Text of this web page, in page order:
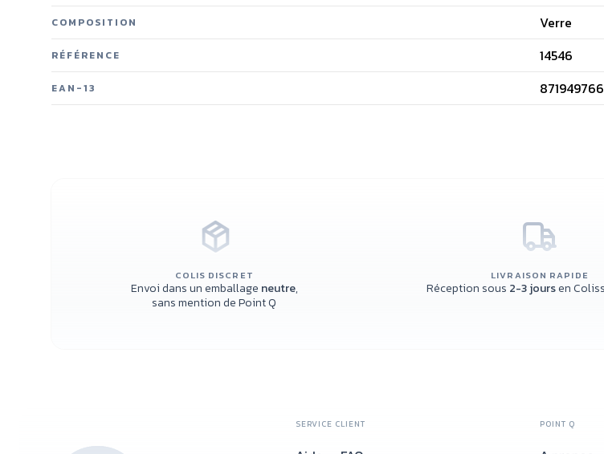
COMPOSITION Verre
RÉFÉRENCE 14546
EAN-13
COLIS DISCRET
Envoi dans un emballage neutre,
sans mention de Point Q
LIVRAISON RAPIDE
Réception sous 2-3 joursen
SERVICE CLIENT POINT Q